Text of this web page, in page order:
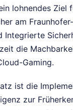
lohnendes Ziel
am
Integrierte
die
Gaming.
ist die
zur